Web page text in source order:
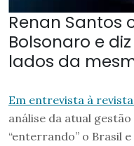
Renan Santos
Bolsonaro e
lados da
Em entrevista à revista
análise da atual
“enterrando” o Brasil